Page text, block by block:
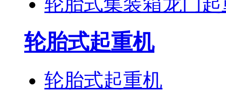
轮胎式起重机
轮胎式起重机